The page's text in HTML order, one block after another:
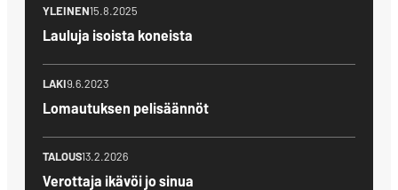
YLEINEN15.8.2025
Lauluja isoista koneista
LAKI9.6.2023
Lomautuksen pelisäännöt
TALOUS13.2.2026
Verottaja ikävöi jo sinua